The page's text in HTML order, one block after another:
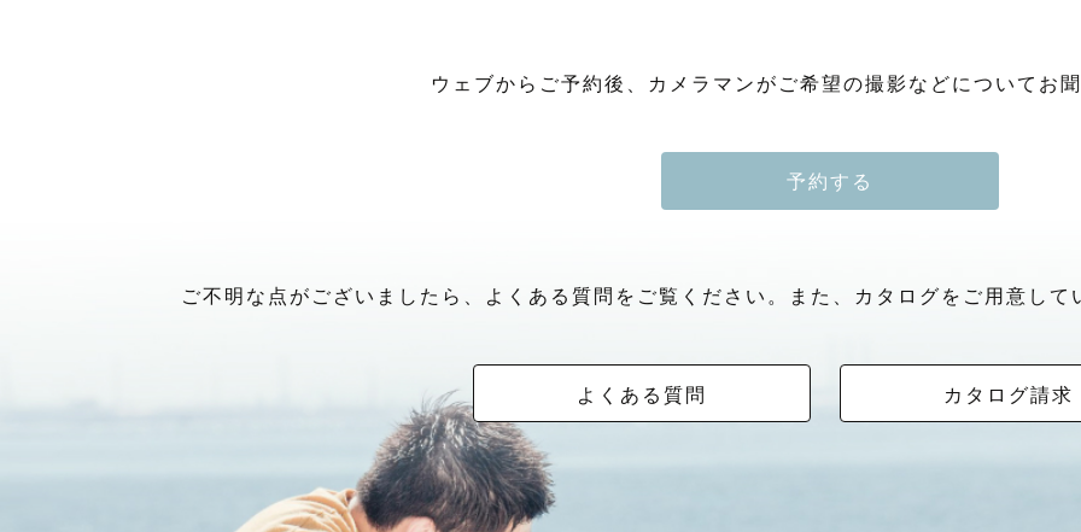
ウェブからご予約後、カメラマンがご希望の撮影などについてお
予約する
ご不明な点がございましたら、よくある質問をご覧ください。また、カタログをご用意し
よくある質問 カタログ請求